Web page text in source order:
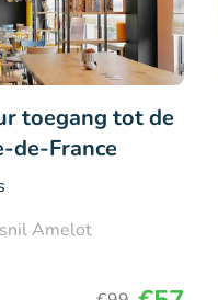
toegang tot de
de-France
Amelot